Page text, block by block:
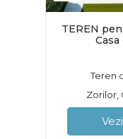
TEREN
Teren
Zorilor,